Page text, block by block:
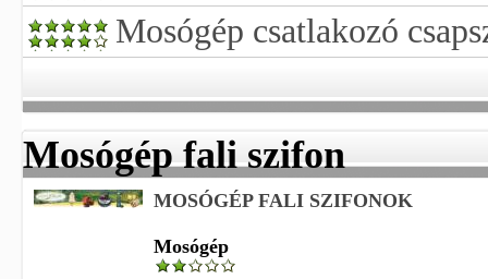
Mosógép csatlakozó
Mosógép fali szifon
MOSÓGÉP FALI SZIFONOK
Mosógép